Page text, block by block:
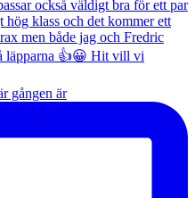
gången är